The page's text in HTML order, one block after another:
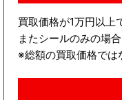
買取価格が1万円以上
またシールのみの場
※総額の買取価格では